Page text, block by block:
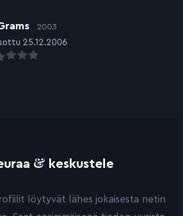
2003
25.12.2006
& keskustele
löytyvät lähes jokaisesta netin